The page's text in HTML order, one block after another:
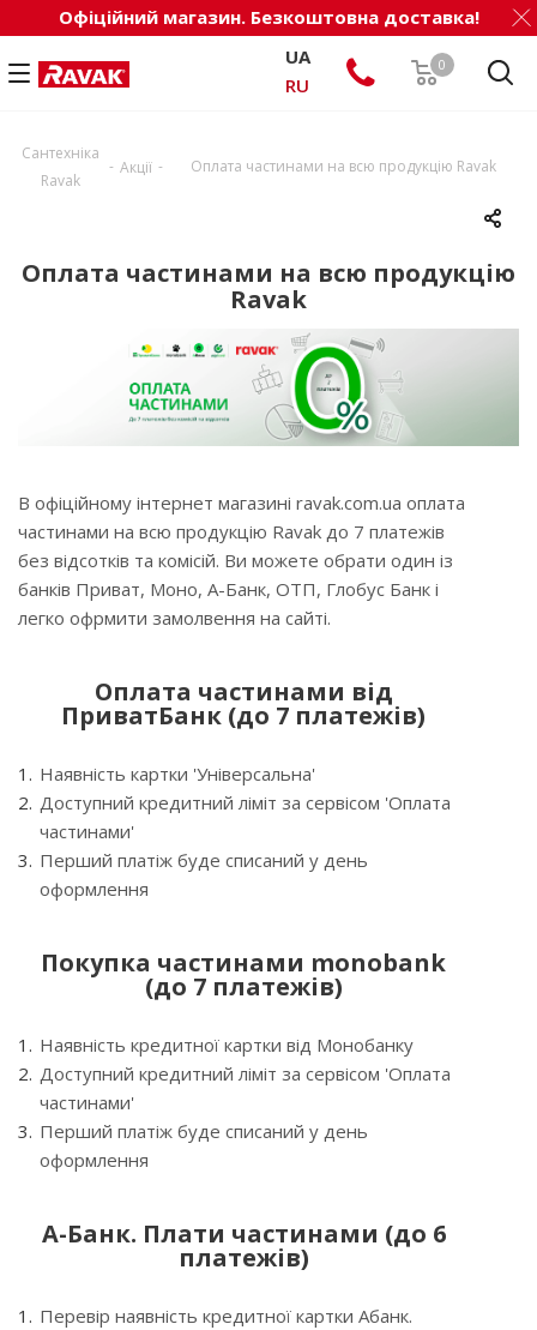
Офіційний магазин. Безкоштовна доставка!
0
UA
RU
Сантехніка
Ravak
- Акції - Оплата частинами на всю продукцію Ravak
Оплата частинами на всю продукцію
Ravak
В офіційному інтернет магазині ravak.com.ua оплата
частинами на всю продукцію Ravak до 7 платежів
без відсотків та комісій. Ви можете обрати один із
банків Приват, Моно, А-Банк, ОТП, Глобус Банк і
легко офрмити замолвення на сайті.
Оплата частинами від
ПриватБанк (до 7 платежів)
Наявність картки 'Універсальна'
Доступний кредитний ліміт за сервісом 'Оплата
частинами'
Перший платіж буде списаний у день
оформлення
Покупка частинами monobank
(до 7 платежів)
Наявність кредитної картки від Монобанку
Доступний кредитний ліміт за сервісом 'Оплата
частинами'
Перший платіж буде списаний у день
оформлення
А-Банк. Плати частинами (до 6
платежів)
Перевір наявність кредитної картки Абанк.